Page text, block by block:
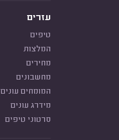
עזרים
טיפים
המלצות
מחירים
מחשבונים
המומחים עונים
מידרג עונים
סרטוני טיפים